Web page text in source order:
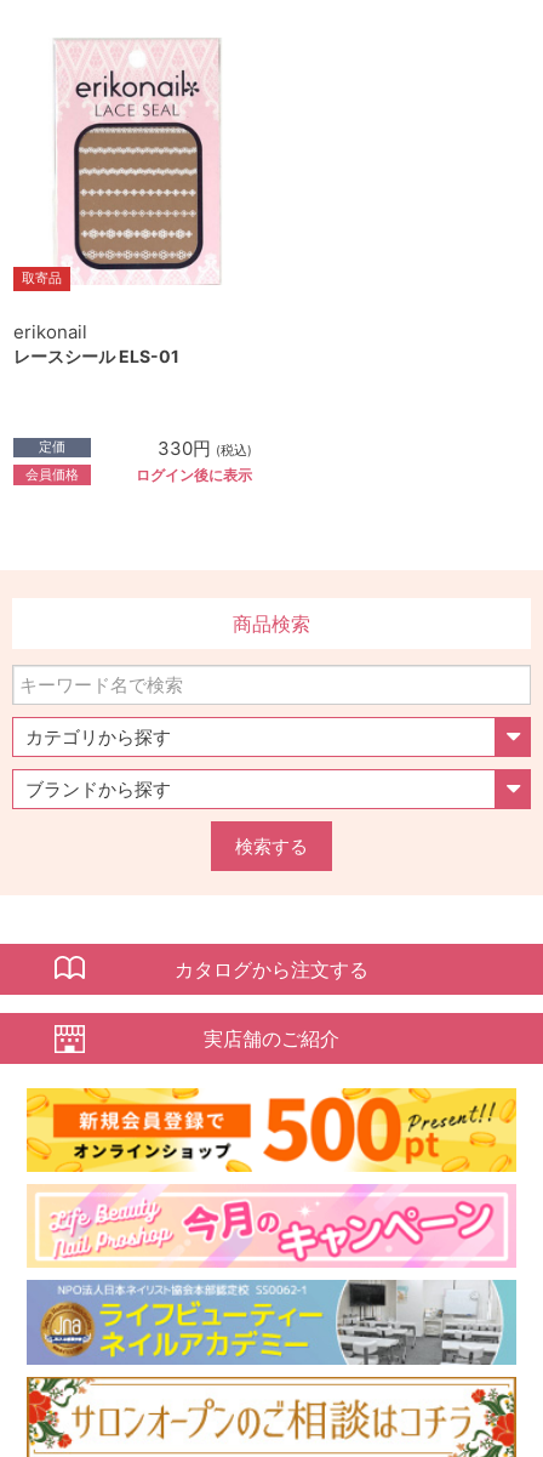
取寄品
erikonail
レースシール ELS-01
定価 330円 (税込)
会員価格 ログイン後に表示
商品検索
検索する
カタログから注文する
実店舗のご紹介